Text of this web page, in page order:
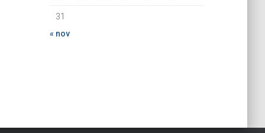
31
« nov